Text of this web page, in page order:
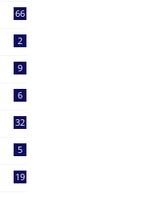
66
2
9
6
32
5
19